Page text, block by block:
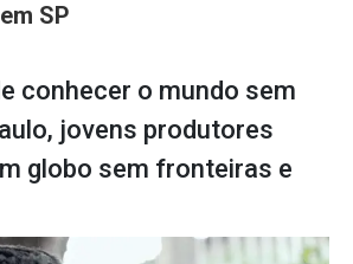
SP
conhecer o mundo sem
jovens produtores
globo sem fronteiras e